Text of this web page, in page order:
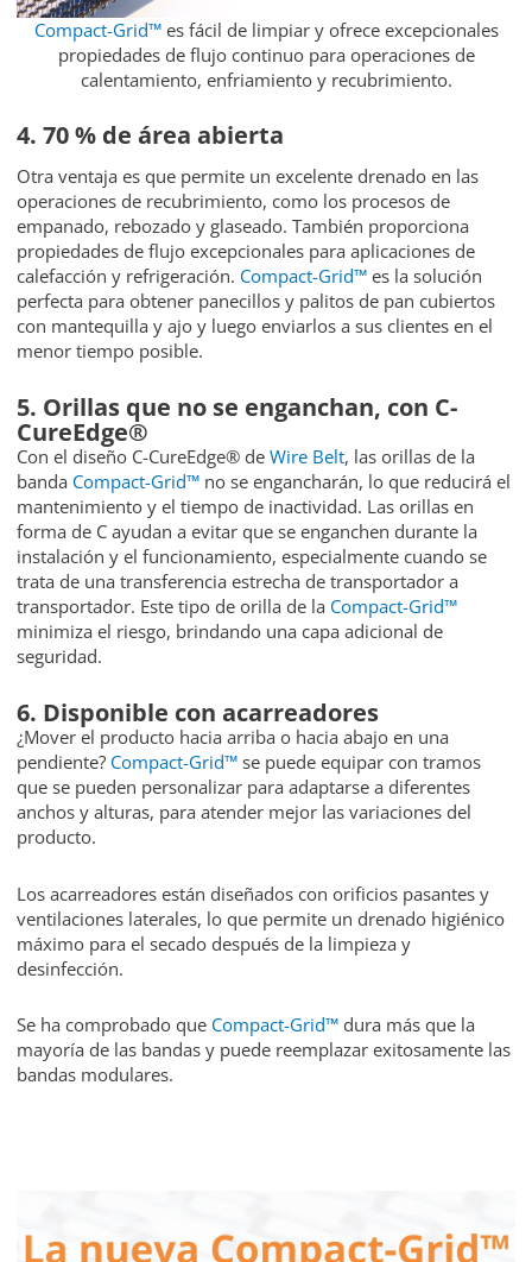
Compact-Grid™es fácil de limpiar y ofrece excepcionales
propiedades de flujo continuo para operaciones de
calentamiento, enfriamiento y recubrimiento.
4. 70 % de área abierta
Otra ventaja es que permite un excelente drenado en las
operaciones de recubrimiento, como los procesos de
empanado, rebozado y glaseado. También proporciona
propiedades de flujo excepcionales para aplicaciones de
calefacción y refrigeración. Compact-Grid™es la solución
perfecta para obtener panecillos y palitos de pan cubiertos
con mantequilla y ajo y luego enviarlos a sus clientes en el
menor tiempo posible.
5. Orillas que no se enganchan, con C-
CureEdge®
Con el diseño C-CureEdge® de Wire Belt, las orillas de la
banda Compact-Grid™no se engancharán, lo que reducirá el
mantenimiento y el tiempo de inactividad. Las orillas en
forma de C ayudan a evitar que se enganchen durante la
instalación y el funcionamiento, especialmente cuando se
trata de una transferencia estrecha de transportador a
transportador. Este tipo de orilla de la Compact-Grid™
minimiza el riesgo, brindando una capa adicional de
seguridad.
6. Disponible con acarreadores
¿Mover el producto hacia arriba o hacia abajo en una
pendiente? Compact-Grid™se puede equipar con tramos
que se pueden personalizar para adaptarse a diferentes
anchos y alturas, para atender mejor las variaciones del
producto.
Los acarreadores están diseñados con orificios pasantes y
ventilaciones laterales, lo que permite un drenado higiénico
máximo para el secado después de la limpieza y
desinfección.
Se ha comprobado que Compact-Grid™ dura más que la
mayoría de las bandas y puede reemplazar exitosamente las
bandas modulares.